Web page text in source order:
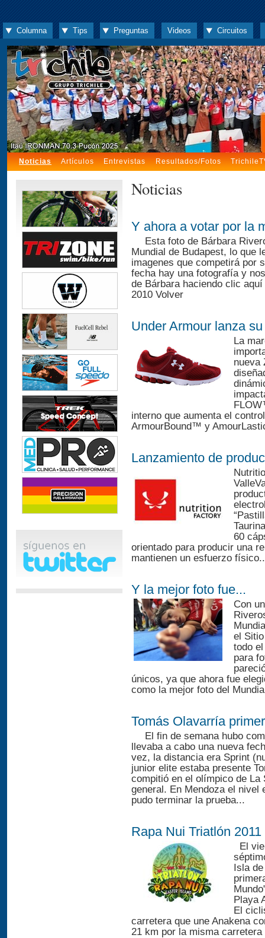
Columna Tips Preguntas Videos Circuitos
Noticias Artículos Entrevistas Resultados/Fotos
Noticias
Y ahora a votar por la
Esta foto de Bárbara
Mundial de Budapest, lo que
imagenes que competirá por
fecha hay una fotografía y
de Bárbara haciendo clic
2010 Volver
Under Armour lanza
La
nueva
interno que aumenta el
ArmourBound™ y
Lanzamiento de
60
orientado para producir una
mantienen un esfuerzo
Y la mejor foto fue...
Con
el
todo
para
únicos, ya que ahora fue
como la mejor foto del
Tomás Olavarría
El fin de semana hubo
llevaba a cabo una nueva
vez, la distancia era Sprint
junior elite estaba presente
compitió en el olímpico de La
general. En Mendoza el nivel
pudo terminar la prueba...
Rapa Nui Triatlón
El
Isla
Playa
El
carretera que une Anakena
21 km por la misma